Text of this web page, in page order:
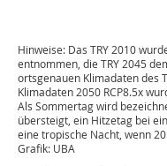
Hinweise: Das TRY 2010
entnommen, die TRY 2045
ortsgenauen Klimadaten des
Klimadaten 2050 RCP8.5x
Als Sommertag wird
übersteigt, ein Hitzetag bei
eine tropische Nacht, wenn
Grafik: UBA